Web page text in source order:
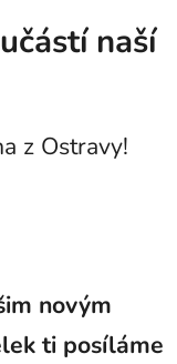
naší
z Ostravy!
novým
ti posíláme